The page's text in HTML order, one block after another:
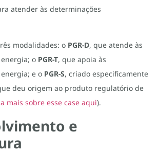
atender às determinações
modalidades: o PGR-D, que atende às
o PGR-T, que apoia às
e o PGR-S, criado especificamente
deu origem ao produto regulatório de
mais sobre esse case aqui).
e